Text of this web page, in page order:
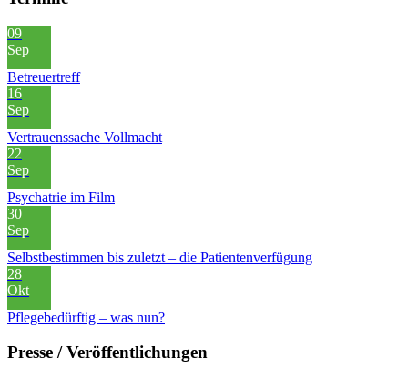
09
Sep
Betreuertreff
16
Sep
Vertrauenssache Vollmacht
22
Sep
Psychatrie im Film
30
Sep
Selbstbestimmen bis zuletzt – die Patientenverfügung
28
Okt
Pflegebedürftig – was nun?
Presse / Veröffentlichungen